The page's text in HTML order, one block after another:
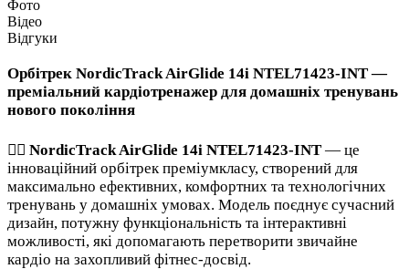
Фото
Відео
Відгуки
Орбітрек NordicTrack AirGlide 14i NTEL71423-INT —
преміальний кардіотренажер для домашніх тренувань
нового покоління
🏃‍♂️ NordicTrack AirGlide 14i NTEL71423-INT — це
інноваційний орбітрек преміумкласу, створений для
максимально ефективних, комфортних та технологічних
тренувань у домашніх умовах. Модель поєднує сучасний
дизайн, потужну функціональність та інтерактивні
можливості, які допомагають перетворити звичайне
кардіо на захопливий фітнес-досвід.